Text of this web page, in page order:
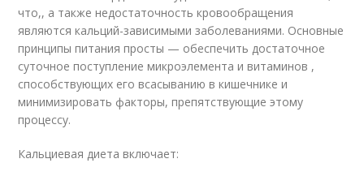
что,, а также недостаточность кровообращения
являются кальций-зависимыми заболеваниями. Основные
принципы питания просты — обеспечить достаточное
суточное поступление микроэлемента и витаминов ,
способствующих его всасыванию в кишечнике и
минимизировать факторы, препятствующие этому
процессу.
Кальциевая диета включает: